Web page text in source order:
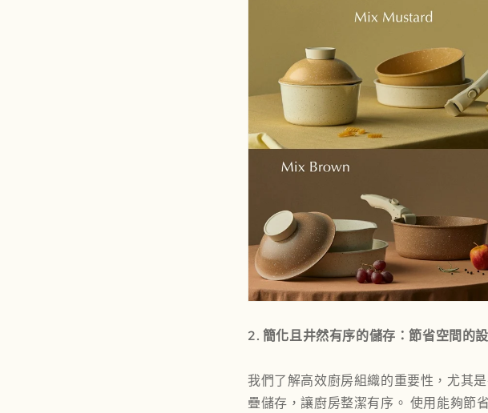
2. 簡化且井然有序的儲存：節省空間的
我們了解高效廚房組織的重要性，尤其
疊儲存，讓廚房整潔有序。 使用能夠節